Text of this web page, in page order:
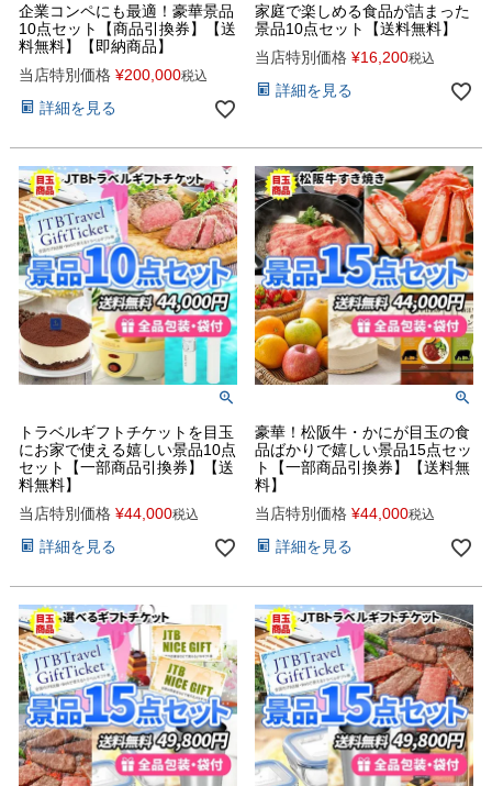
企業コンペにも最適！豪華景品
10点セット【商品引換券】【送
料無料】【即納商品】
当店特別価格 ¥200,000税込
詳細を見る
家庭で楽しめる食品が詰まった
景品10点セット【送料無料】
当店特別価格 ¥16,200税込
詳細を見る
トラベルギフトチケットを目玉
にお家で使える嬉しい景品10点
セット【一部商品引換券】【送
料無料】
当店特別価格 ¥44,000税込
詳細を見る
豪華！松阪牛・かにが目玉の食
品ばかりで嬉しい景品15点セッ
ト【一部商品引換券】【送料無
料】
当店特別価格 ¥44,000税込
詳細を見る